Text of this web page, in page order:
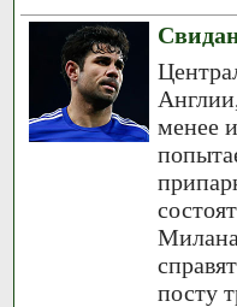
менее
посту